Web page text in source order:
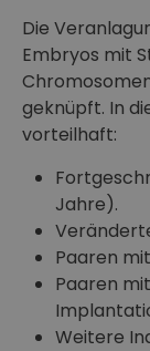
Die
Embryos mit
geknüpft. In
vorteilhaft:
Jahre).
Paaren
Paaren
Weitere